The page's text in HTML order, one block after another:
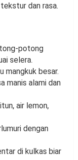
dan rasa.
potong
selera.
mangkuk besar.
manis alami dan
air lemon,
dengan
di kulkas biar